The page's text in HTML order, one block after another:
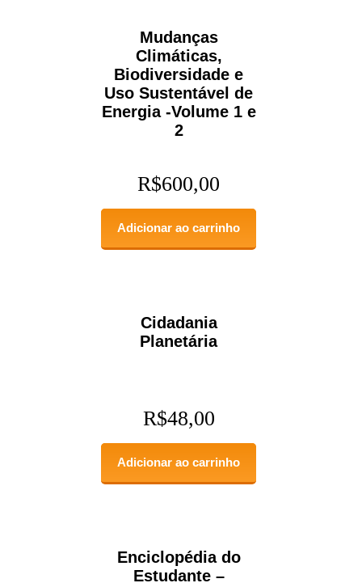
Mudanças
Climáticas,
Biodiversidade e
Uso Sustentável de
Energia -Volume 1 e
2
R$600,00
Adicionar ao carrinho
Cidadania
Planetária
R$48,00
Adicionar ao carrinho
Enciclopédia do
Estudante –